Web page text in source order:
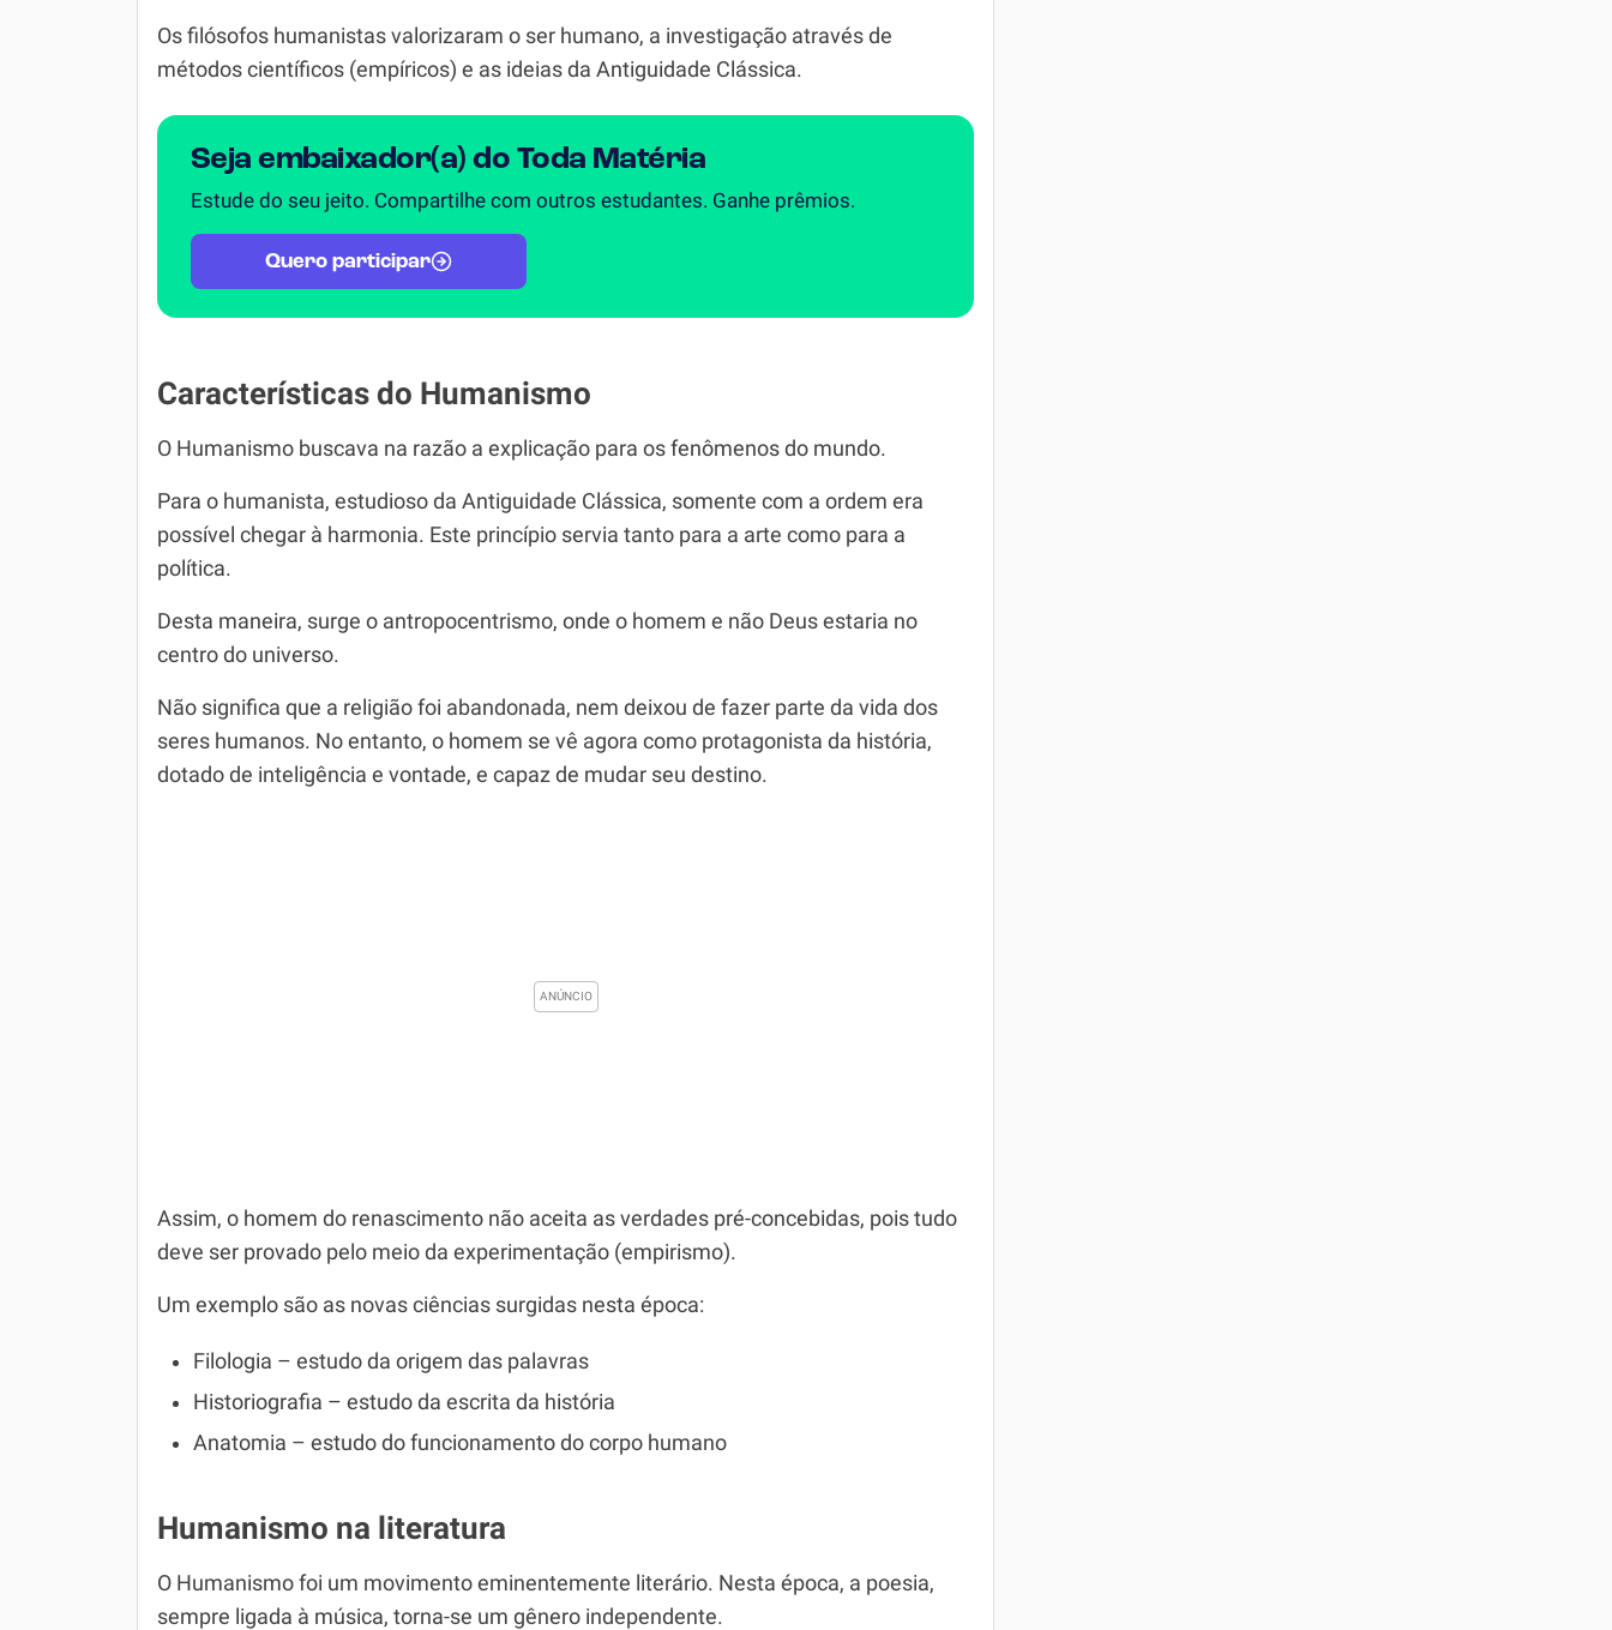
Os filósofos humanistas valorizaram o ser humano, a investigação através de
métodos científicos (empíricos) e as ideias da Antiguidade Clássica.
Seja embaixador(a) do Toda Matéria
Estude do seu jeito. Compartilhe com outros estudantes. Ganhe prêmios.
Quero participar
Características do Humanismo
O Humanismo buscava na razão a explicação para os fenômenos do mundo.
Para o humanista, estudioso da Antiguidade Clássica, somente com a ordem era
possível chegar à harmonia. Este princípio servia tanto para a arte como para a
política.
Desta maneira, surge o antropocentrismo, onde o homem e não Deus estaria no
centro do universo.
Não significa que a religião foi abandonada, nem deixou de fazer parte da vida dos
seres humanos. No entanto, o homem se vê agora como protagonista da história,
dotado de inteligência e vontade, e capaz de mudar seu destino.
Assim, o homem do renascimento não aceita as verdades pré-concebidas, pois tudo
deve ser provado pelo meio da experimentação (empirismo).
Um exemplo são as novas ciências surgidas nesta época:
Filologia – estudo da origem das palavras
Historiografia – estudo da escrita da história
Anatomia – estudo do funcionamento do corpo humano
Humanismo na literatura
O Humanismo foi um movimento eminentemente literário. Nesta época, a poesia,
sempre ligada à música, torna-se um gênero independente.